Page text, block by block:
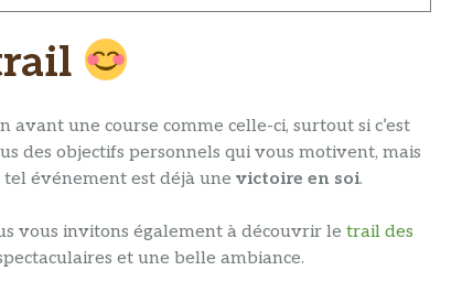
une course comme celle-ci, surtout si c’est
des objectifs personnels qui vous motivent, mais
événement est déjà une victoire en soi.
vous invitons également à découvrir le trail des
et une belle ambiance.